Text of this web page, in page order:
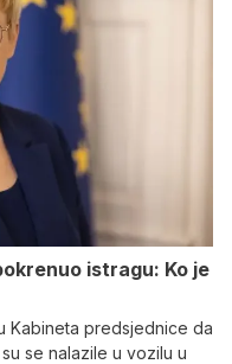
istragu: Ko je
Kabineta predsjednice da
se nalazile u vozilu u